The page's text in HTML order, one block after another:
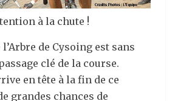
à la chute !
de Cysoing est sans
clé de la course.
en tête à la fin de ce
grandes chances de